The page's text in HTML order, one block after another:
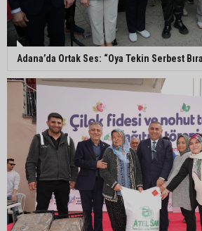
Adanalı NASA
gidiyor
Kozan’da üreticilere
Ceyhan’da yağlık
Adana’da Ortak Ses: “Oya Tekin Serbest